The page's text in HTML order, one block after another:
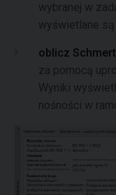
wybranej w
wyświetlane
oblicz
za pomocą
Wyniki
nośności w